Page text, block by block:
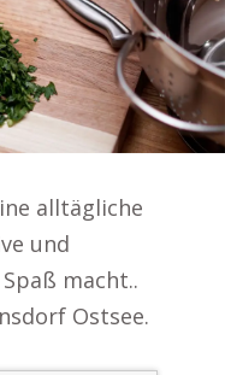
alltägliche
und
macht..
Ostsee.